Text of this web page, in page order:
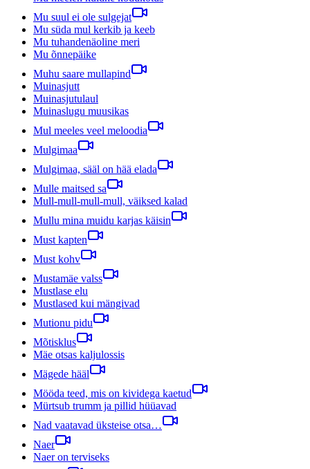
Mu suul ei ole sulgejat
Mu süda mul kerkib ja keeb
Mu tuhandenäoline meri
Mu õnnepäike
Muhu saare mullapind
Muinasjutt
Muinasjutulaul
Muinaslugu muusikas
Mul meeles veel meloodia
Mulgimaa
Mulgimaa, sääl on hää elada
Mulle maitsed sa
Mull-mull-mull-mull, väiksed kalad
Mullu mina muidu karjas käisin
Must kapten
Must kohv
Mustamäe valss
Mustlase elu
Mustlased kui mängivad
Mutionu pidu
Mõtisklus
Mäe otsas kaljulossis
Mägede hääl
Mööda teed, mis on kividega kaetud
Mürtsub trumm ja pillid hüüavad
Nad vaatavad üksteise otsa…
Naer
Naer on terviseks